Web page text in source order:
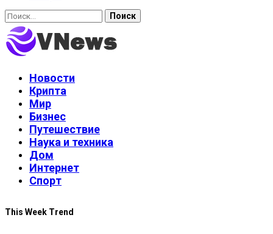
Найти:
Новости
Крипта
Мир
Бизнес
Путешествие
Наука и техника
Дом
Интернет
Спорт
This Week Trend